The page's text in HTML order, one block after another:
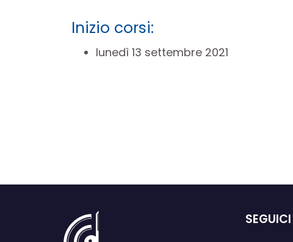
Inizio corsi:
lunedì 13 settembre 2021
SEGUICI